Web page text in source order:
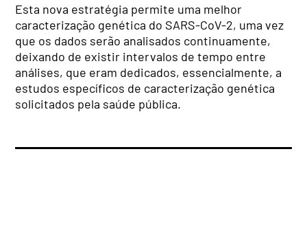
Esta nova estratégia permite uma melhor
caracterização genética do SARS-CoV-2, uma vez
que os dados serão analisados continuamente,
deixando de existir intervalos de tempo entre
análises, que eram dedicados, essencialmente, a
estudos específicos de caracterização genética
solicitados pela saúde pública.